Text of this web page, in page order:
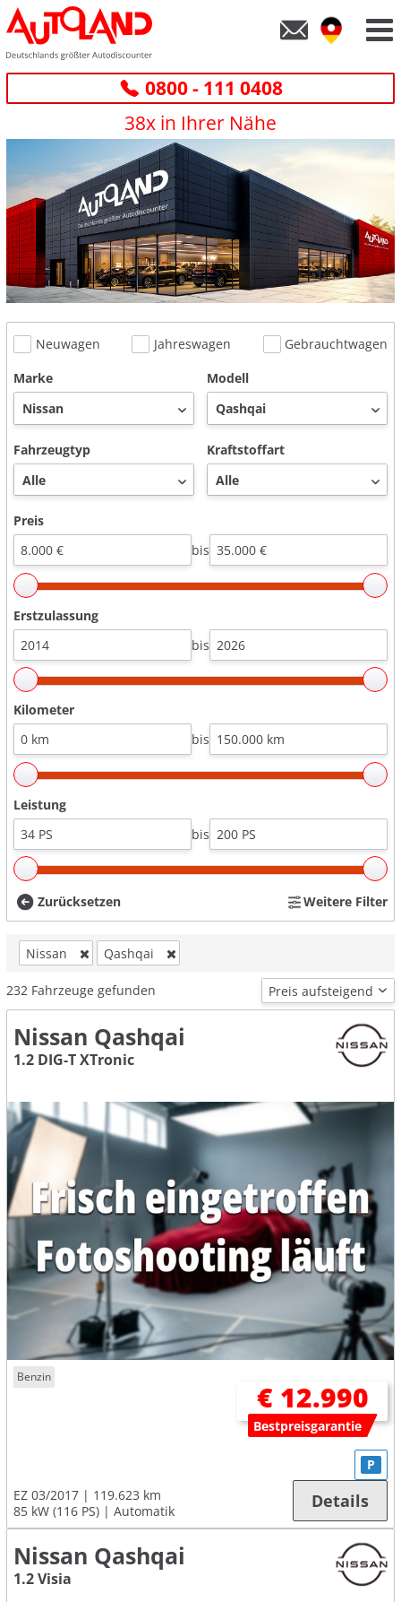
0800 - 111 0408
38x in Ihrer Nähe
Neuwagen Jahreswagen
Gebrauchtwagen
Marke
Modell
Fahrzeugtyp Kraftstoffart
Preis
bis
Erstzulassung
bis
Kilometer
bis
Leistung
bis
Zurücksetzen Weitere Filter
Nissan Qashqai
232 Fahrzeuge gefunden
Nissan Qashqai
1.2 DIG-T XTronic
Benzin
€ 12.990
Bestpreisgarantie
EZ 03/2017
119.623 km
85 kW (116 PS)
Automatik
P
Details
Nissan Qashqai
1.2 Visia